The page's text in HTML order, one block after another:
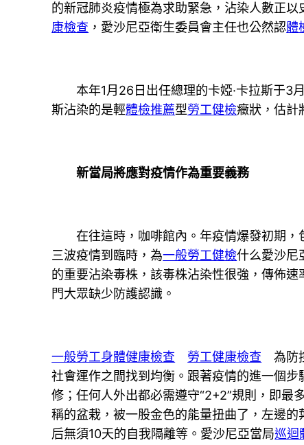
的新冠肺炎疫情極為求助緊急，沾染人數正
康檢查 ，愛沙尼亞衛生委員會主任也公然認體
本年1月26日出任總理的卡婭·卡拉斯于3月
斯沾染的是輕體檢推薦型勞工健檢癥狀，估計
新當局將應對疫情作為重要義務
在往這時，咖啡館內。年疫情爆發初期，
三波疫情到臨時，為一般勞工健檢什么愛沙尼
的重要沾染毒株，該毒株沾染性很強，傳佈
門大眾缺少防護認識。
一般勞工身體健康檢查 勞工健康檢查 為防
社會運作之間找到均衡。跟著疫情的進一個
修；任何人外出都必需遵守“2+2”規則，即
稱的盆栽，被一股金色的能量扭曲了，左邊
后無須10天的自我隔離等。愛沙尼亞當局巡迴